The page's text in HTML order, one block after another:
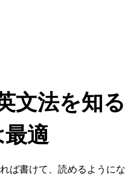
文法を知る
適
ば書けて、読めるようにな